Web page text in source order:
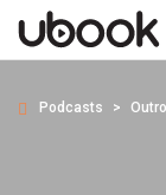
Podcasts